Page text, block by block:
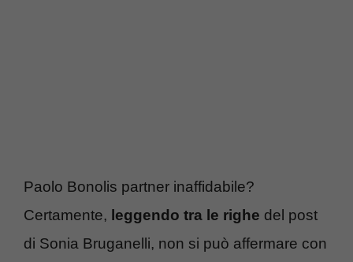
Paolo Bonolis partner inaffidabile?
Certamente, leggendo tra le righe del post
di Sonia Bruganelli, non si può affermare con